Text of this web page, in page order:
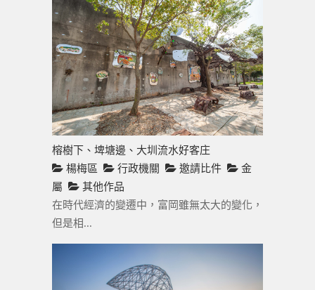
榕樹下、埤塘邊、大圳流水好客庄
楊梅區
行政機關 邀請比件
金
屬
其他作品
在時代經濟的變遷中，富岡雖無太大的變化，
但是相...